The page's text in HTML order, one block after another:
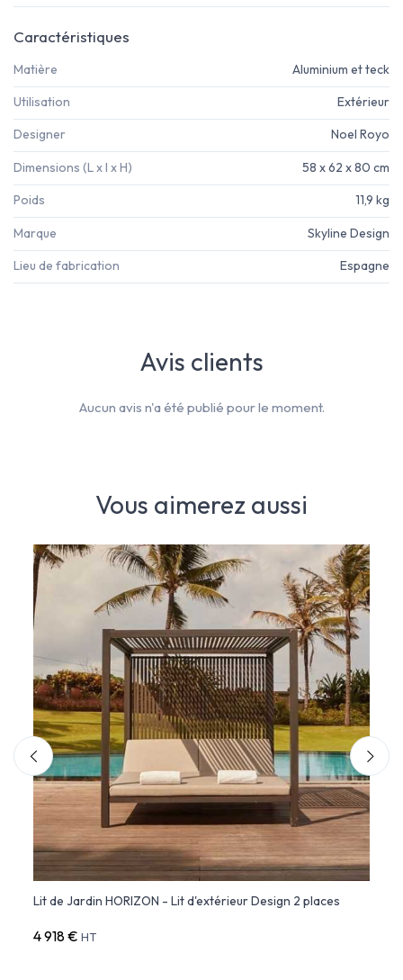
Caractéristiques
Matière Aluminium et teck
Utilisation Extérieur
Designer Noel Royo
Dimensions (L x l x H) 58 x 62 x 80 cm
Poids 11,9 kg
Marque Skyline Design
Lieu de fabrication Espagne
Vous aimerez aussi
Lit de Jardin HORIZON - Lit d'extérieur Design 2 places
4 918 € HT
Avis clients
Aucun avis n'a été publié pour le moment.